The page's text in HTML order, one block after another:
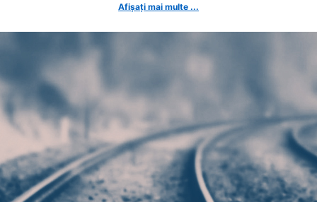
Afișați mai multe ...